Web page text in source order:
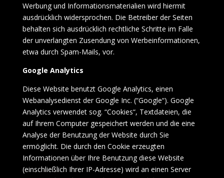
Werbung und Informationsmaterialien wird hiermit
ausdrücklich widersprochen. Die Betreiber der Seiten
behalten sich ausdrücklich rechtliche Schritte im Falle
der unverlangten Zusendung von Werbeinformationen,
etwa durch Spam-Mails, vor.
Google Analytics
Diese Website benutzt Google Analytics, einen
Webanalysedienst der Google Inc. (“Google“). Google
Analytics verwendet sog. “Cookies“, Textdateien, die
auf Ihrem Computer gespeichert werden und die eine
Analyse der Benutzung der Website durch Sie
ermöglicht. Die durch den Cookie erzeugten
Informationen über Ihre Benutzung diese Website
(einschließlich Ihrer IP-Adresse) wird an einen Server